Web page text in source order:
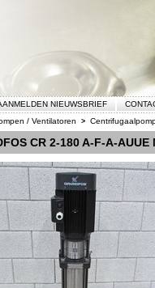
NIEUWSBRIEF
/ Ventilatoren >
CR 2-180 A-F-A-